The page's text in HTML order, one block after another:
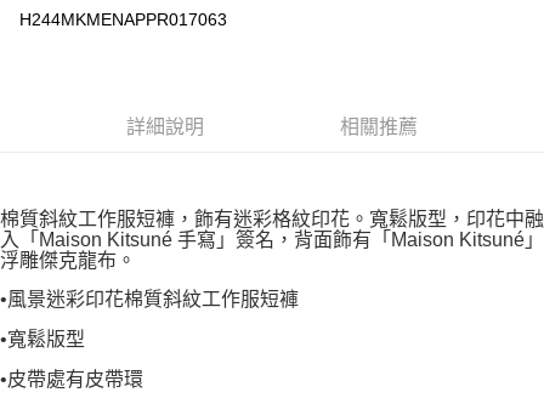
H244MKMENAPPR017063
詳細說明 相關推薦
棉質斜紋工作服短褲，飾有迷彩格紋印花。寬鬆版型，印花中融
入「Maison Kitsuné 手寫」簽名，背面飾有「Maison Kitsuné」
浮雕傑克龍布。
•風景迷彩印花棉質斜紋工作服短褲
•寬鬆版型
•皮帶處有皮帶環